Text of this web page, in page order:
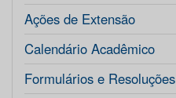
Ações de Extensão
Calendário Acadêmico
Formulários e Resoluções